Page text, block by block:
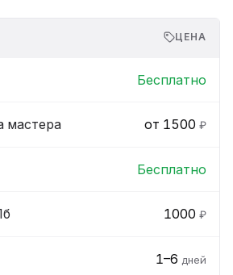
ЦЕНА
Бесплатно
мастера от 1500 ₽
Бесплатно
1000 ₽
1–6 дней